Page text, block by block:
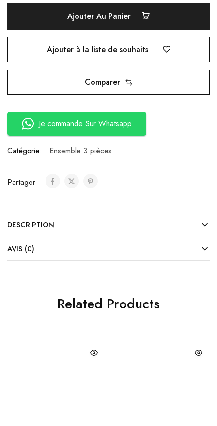
Ajouter Au Panier
Ajouter à la liste de souhaits
Comparer
Je commande Sur Whatsapp
Catégorie: Ensemble 3 pièces
Partager
DESCRIPTION
AVIS (0)
Related Products